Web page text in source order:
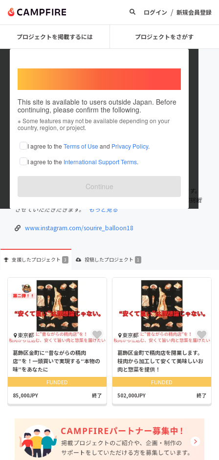
ログイン / 新規会員登録
プロジェクトを掲載するには プロジェクトをさがす
This site is available to users outside Japan. Before
continuing, please confirm the following.
※ Some features may not be available depending on your
country, region, or project.
I agree to the Terms of Use and Privacy Policy.
I agree to the International Support Terms.
Continue
坂入かほり
これまでに3回支援して1件のプロジェクトを投稿しています
在住国：日本 現在地：東京都
出身国：日本 出身地：東京都
初めまして。 NPO法人SouRire balloon代表の坂入かほりと申します。
この度、フリースクール開設に向けてクラウドファンディングに初挑戦
させていただきだきます。
もっと見る
www.instagram.com/sourire_balloon18
支援したプロジェクト 3 投稿したプロジェクト 1
東京都
葛飾区金町に“昔ながらの精肉
店”を！一頭買いで実現する“本物の
味”をあなたに
FUNDED
85,000JPY 終了
東京都
葛飾区金町で精肉店を開業します。
枝肉から加工して安くて美味しいお
肉と惣菜を提供！
FUNDED
502,000JPY 終了